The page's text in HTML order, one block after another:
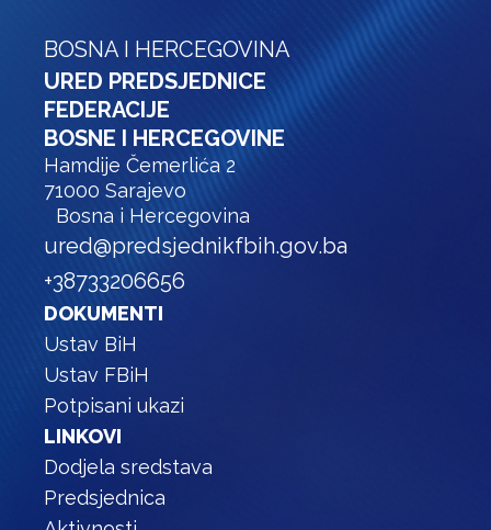
BOSNA I HERCEGOVINA
URED PREDSJEDNICE
FEDERACIJE
BOSNE I HERCEGOVINE
Hamdije Čemerlića 2
71000 Sarajevo
Bosna i Hercegovina
ured@predsjednikfbih.gov.ba
+38733206656
DOKUMENTI
Ustav BiH
Ustav FBiH
Potpisani ukazi
LINKOVI
Dodjela sredstava
Predsjednica